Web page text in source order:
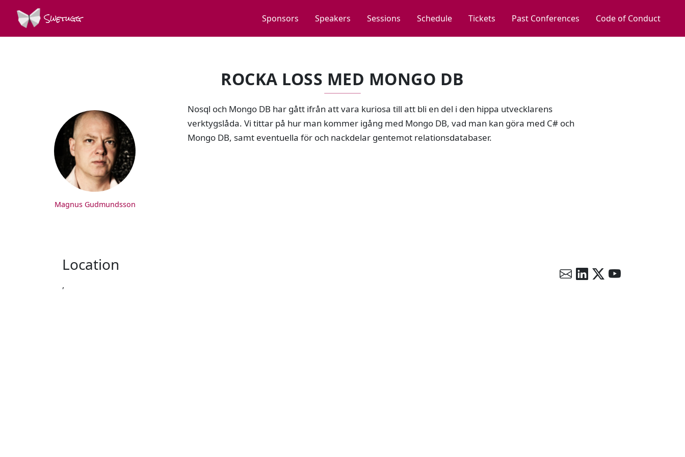
Swetugg Sponsors Speakers Sessions Schedule Tickets Past Conferences Code of Conduct
ROCKA LOSS MED MONGO DB
SPEAKERS
Magnus Gudmundsson
Nosql och Mongo DB har gått ifrån att vara kuriosa till att bli en del i den hippa utvecklarens
verktygslåda. Vi tittar på hur man kommer igång med Mongo DB, vad man kan göra med C# och
Mongo DB, samt eventuella för och nackdelar gentemot relationsdatabaser.
Location
,